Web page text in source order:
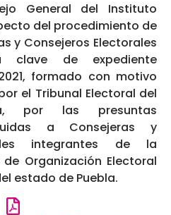
General del Instituto
del procedimiento de
y Consejeros Electorales
clave de expediente
formado con motivo
el Tribunal Electoral del
por las presuntas
a Consejeras y
integrantes de la
Organización Electoral
estado de Puebla.